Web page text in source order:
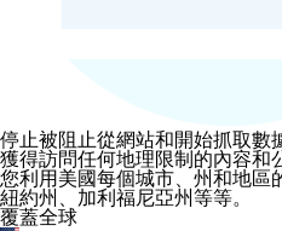
停止被阻止從網站和開始抓取數
獲得訪問任何地理限制的內容和
您利用美國每個城市、州和地區
紐約州、加利福尼亞州等等。
覆蓋全球